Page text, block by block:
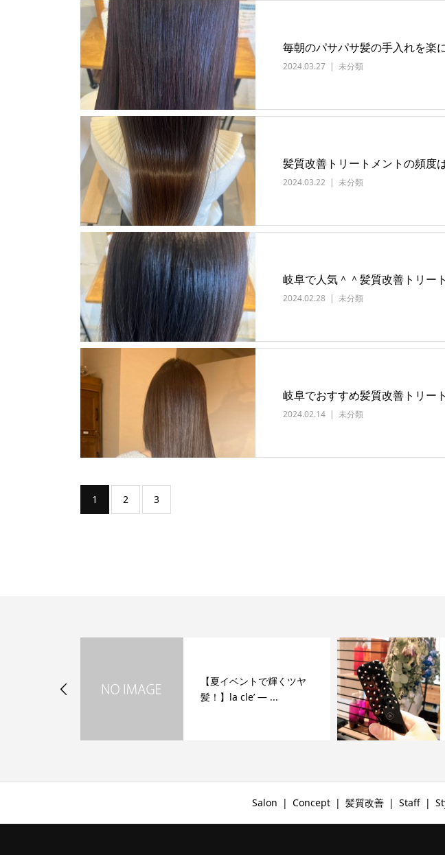
毎朝のパサパサ髪の手入れを楽
2024.03.27 未分類
髪質改善トリートメントの頻度
2024.03.22 未分類
岐阜で人気＾＾髪質改善トリー
2024.02.28 未分類
岐阜でおすすめ髪質改善トリー
2024.02.14 未分類
1 2 3
【夏イベントで輝くツヤ
髪！】la cle’ ― ...
Salon Concept 髪質改善 Staff